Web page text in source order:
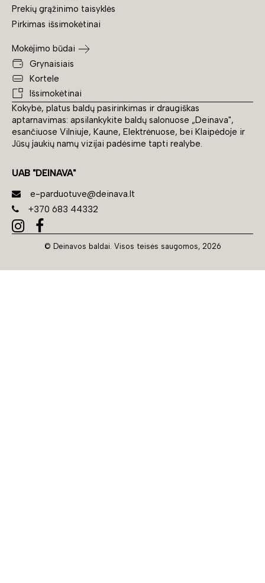
Kokybė, platus baldų pasirinkimas ir draugiškas
aptarnavimas: apsilankykite baldų salonuose „Deinava",
esančiuose Vilniuje, Kaune, Elektrėnuose, bei Klaipėdoje ir
Jūsų jaukių namų vizijai padėsime tapti realybe.
UAB "DEINAVA"
e-parduotuve@deinava.lt
+370 683 44332
Prekių grąžinimo taisyklės
Pirkimas išsimokėtinai
Mokėjimo būdai
Grynaisiais
Kortele
Išsimokėtinai
© Deinavos baldai. Visos teisės saugomos, 2026